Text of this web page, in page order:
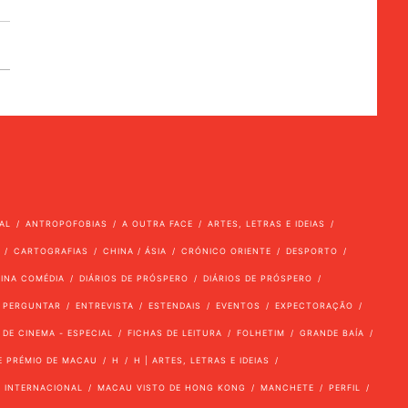
ANTROPOFOBIAS A OUTRA FACE ARTES, LETRAS E IDEIAS
CARTOGRAFIAS CHINA / ÁSIA CRÓNICO ORIENTE DESPORTO
COMÉDIA DIÁRIOS DE PRÓSPERO DIÁRIOS DE PRÓSPERO
ENTREVISTA ESTENDAIS EVENTOS EXPECTORAÇÃO
CINEMA - ESPECIAL FICHAS DE LEITURA FOLHETIM GRANDE BAÍA
PRÉMIO DE MACAU H H | ARTES, LETRAS E IDEIAS
INTERNACIONAL MACAU VISTO DE HONG KONG MANCHETE PERFIL